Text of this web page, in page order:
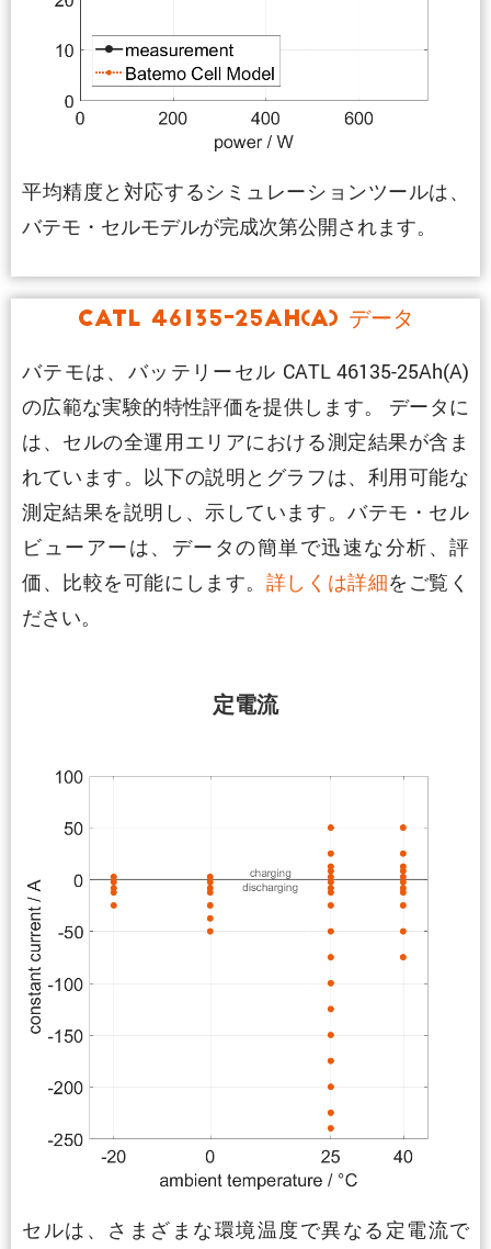
平均精度と対応するシミュレーションツールは、
バテモ・セルモデルが完成次第公開されます。
CATL 46135-25Ah(A) データ
バテモは、バッテリーセル CATL 46135-25Ah(A)
の広範な実験的特性評価を提供します。 データに
は、セルの全運用エリアにおける測定結果が含ま
れています。以下の説明とグラフは、利用可能な
測定結果を説明し、示しています。バテモ・セル
ビューアーは、データの簡単で迅速な分析、評
価、比較を可能にします。 詳しくは詳細をご覧く
ださい。
定電流
セルは、さまざまな環境温度で異なる定電流で